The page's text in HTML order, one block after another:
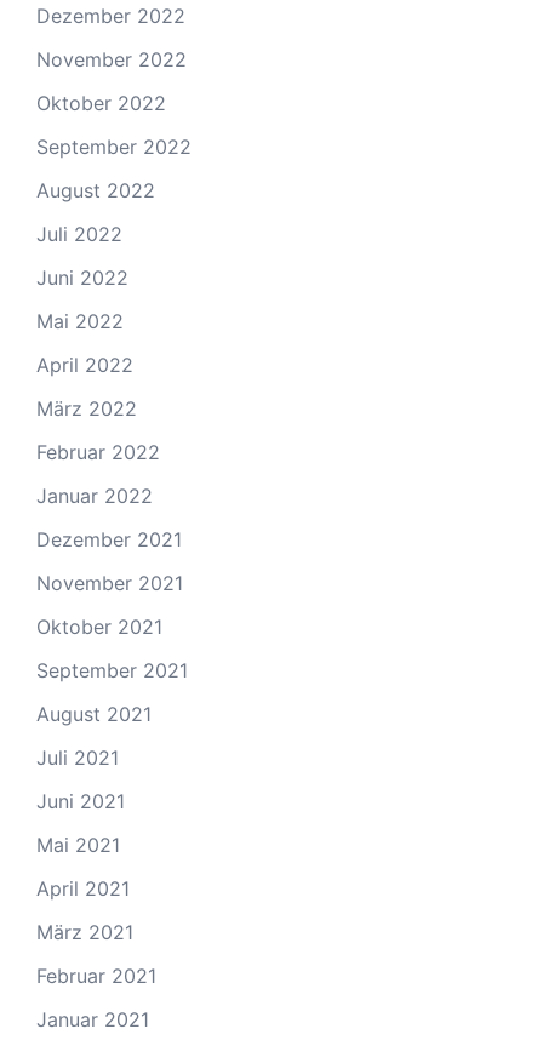
Dezember 2022
November 2022
Oktober 2022
September 2022
August 2022
Juli 2022
Juni 2022
Mai 2022
April 2022
März 2022
Februar 2022
Januar 2022
Dezember 2021
November 2021
Oktober 2021
September 2021
August 2021
Juli 2021
Juni 2021
Mai 2021
April 2021
März 2021
Februar 2021
Januar 2021